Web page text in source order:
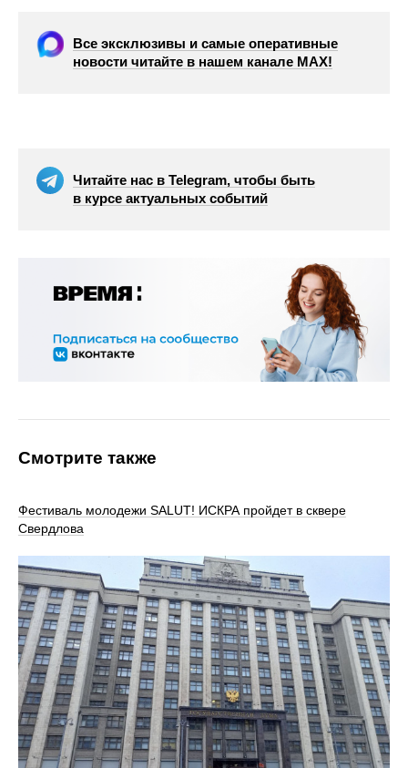
Все эксклюзивы и самые оперативные
новости читайте в нашем канале МАХ!
Читайте нас в Telegram, чтобы быть
в курсе актуальных событий
Смотрите также
Фестиваль молодежи SALUT! ИСКРА пройдет в сквере
Свердлова